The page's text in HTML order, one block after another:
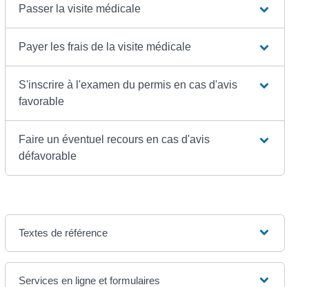
Passer la visite médicale
Payer les frais de la visite médicale
S'inscrire à l'examen du permis en cas d'avis
favorable
Faire un éventuel recours en cas d'avis
défavorable
Textes de référence
Services en ligne et formulaires